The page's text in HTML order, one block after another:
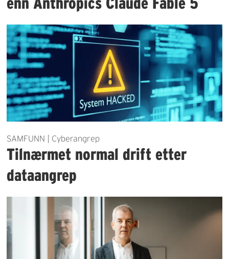
SAMFUNN | Cyberangrep
Tilnærmet normal drift etter
dataangrep